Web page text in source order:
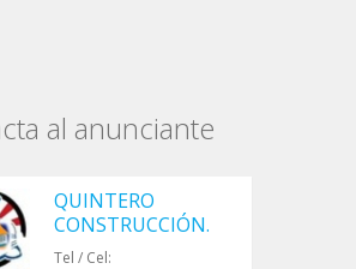
al anunciante
QUINTERO
CONSTRUCCIÓN.
Tel / Cel: